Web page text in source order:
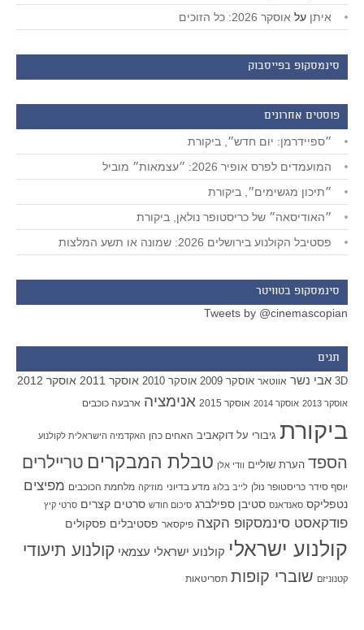
איתן על אוסקר 2026: כל הזוכים
סינמסקופ בפייסבוק
פוסטים אחרונים
״ספיידרמן: יום חדש״, ביקורת
המועמדים לפרס אופיר 2026: ״עצמאות״ מוביל
״תיכון מגשימים״, ביקורת
״האודיסאה״ של כריסטופר נולאן, ביקורת
פסטיבל הקולנוע בירושלים 2026: שמונה או תשע המלצות
סינמסקופ בטוויטר
Tweets by @cinemascopian
תגים
3D אבי נשר אווטאר אוסקר 2009 אוסקר 2010 אוסקר 2011 אוסקר 2012
אוסקר 2013 אוסקר 2014 אוסקר 2015 אנימציה ארבעה כוכבים
ביקורת גיבורי על דוקאביב האחים כהן האקדמיה הישראלית לקולנוע
הספד הערת שוליים וודי אלן טבלת המבקרים טריילרים
יוסף סידר כריסטופר נולן לייב בלוג מדע בדיוני מוזיקה מלחמת הכוכבים מפיצים
נטפליקס סאנדאנס סטיבן ספילברג סיכום חודש סרטים קצרים סרטי קיץ
פודקאסט סינמסקופ הקצה פיקסאר פסטיבלים פסקולים
קולנוע ישראלי קולנוע ישראלי עצמאי קולנוע תיעודי
קטנוניזם שוברי קופות תסריטאות